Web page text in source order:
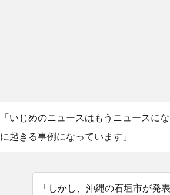
「いじめのニュースはもうニュースに
に起きる事例になっています」
「しかし、沖縄の石垣市が発